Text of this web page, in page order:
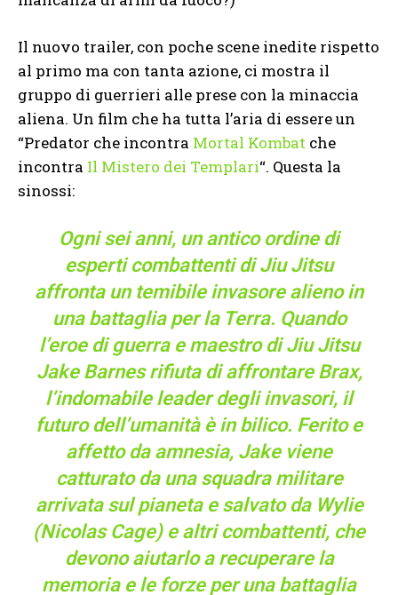
Il nuovo trailer, con poche scene inedite rispetto
al primo ma con tanta azione, ci mostra il
gruppo di guerrieri alle prese con la minaccia
aliena. Un film che ha tutta l’aria di essere un
“Predator che incontra Mortal Kombat che
incontra Il Mistero dei Templari“. Questa la
sinossi:
Ogni sei anni, un antico ordine di
esperti combattenti di Jiu Jitsu
affronta un temibile invasore alieno in
una battaglia per la Terra. Quando
l’eroe di guerra e maestro di Jiu Jitsu
Jake Barnes rifiuta di affrontare Brax,
l’indomabile leader degli invasori, il
futuro dell’umanità è in bilico. Ferito e
affetto da amnesia, Jake viene
catturato da una squadra militare
arrivata sul pianeta e salvato da Wylie
(Nicolas Cage) e altri combattenti, che
devono aiutarlo a recuperare la
memoria e le forze per una battaglia